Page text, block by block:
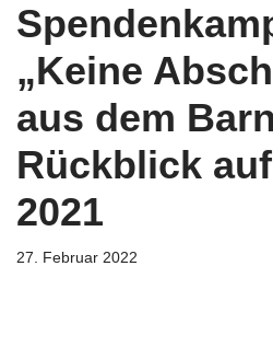
„Keine
aus dem
Rückblick
2021
27. Februar 2022